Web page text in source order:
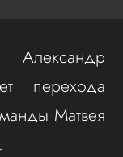
перехода
Матвея